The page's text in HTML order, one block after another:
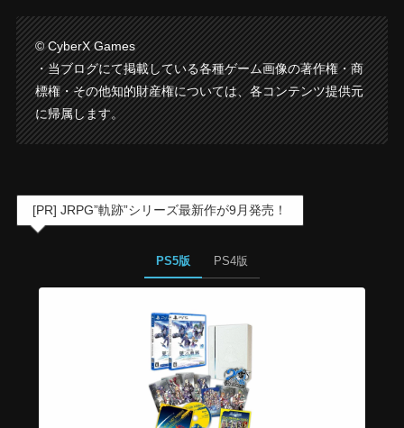
© CyberX Games
・当ブログにて掲載している各種ゲーム画像の著作権・商
標権・その他知的財産権については、各コンテンツ提供元
に帰属します。
[PR] JRPG”軌跡”シリーズ最新作が9月発売！
PS5版 PS4版